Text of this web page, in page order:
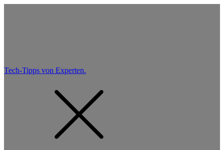
Tech-Tipps von Experten.